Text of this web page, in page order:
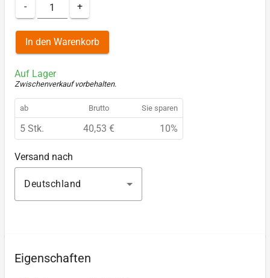
- +
In den Warenkorb
Auf Lager
Zwischenverkauf vorbehalten.
ab Brutto Sie sparen
5 Stk. 40,53 € 10%
Versand nach
Deutschland
Eigenschaften